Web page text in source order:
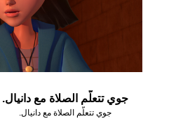
جوي تتعلّم الصلاة مع دانيال.
جوي تتعلّم الصلاة مع دانيال.